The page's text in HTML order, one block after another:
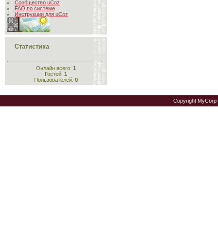
Сообщество uCoz
FAQ по системе
Инструкции для uCoz
Статистика
Онлайн всего: 1
Гостей: 1
Пользователей: 0
Copyright MyCorp